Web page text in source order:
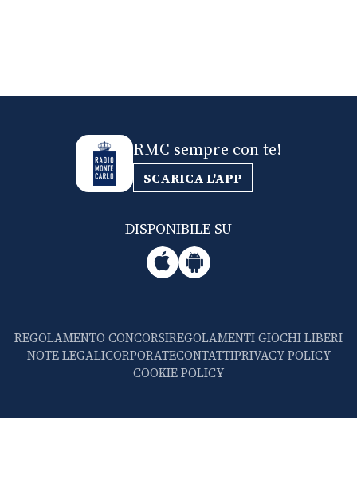
RMC sempre con te!
SCARICA L'APP
DISPONIBILE SU
REGOLAMENTO CONCORSIREGOLAMENTI GIOCHI LIBERI
NOTE LEGALICORPORATECONTATTIPRIVACY POLICY
COOKIE POLICY